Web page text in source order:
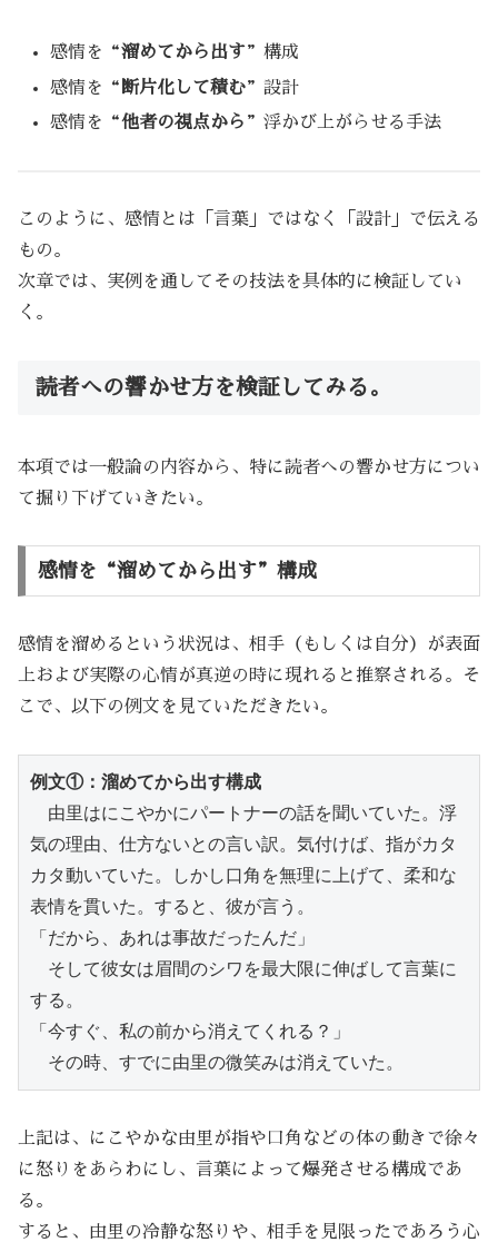
感情を“溜めてから出す”構成
感情を“ 断片化して積む”設計
感情を“他者の視点から ”浮かび上がらせる手法
このように、感情とは「言葉」ではなく「設計」で伝える
もの。
次章では、実例を通してその技法を具体的に検証してい
く。
読者への響かせ方を検証してみる。
本項では一般論の内容から、特に読者への響かせ方につい
て掘り下げていきたい。
感情を“溜めてから出す”構成
感情を溜めるという状況は、相手（もしくは自分）が表面
上および実際の心情が真逆の時に現れると推察される。そ
こで、以下の例文を見ていただきたい。
例文①：溜めてから出す構成
由里はにこやかにパートナーの話を聞いていた。浮
気の理由、仕方ないとの言い訳。気付けば、指がカタ
カタ動いていた。しかし口角を無理に上げて、柔和な
表情を貫いた。すると、彼が言う。
「だから、あれは事故だったんだ」
そして彼女は眉間のシワを最大限に伸ばして言葉に
する。
「今すぐ、私の前から消えてくれる？」
その時、すでに由里の微笑みは消えていた。
上記は、にこやかな由里が指や口角などの体の動きで徐々
に怒りをあらわにし、言葉によって爆発させる構成であ
る。
すると、由里の冷静な怒りや、相手を見限ったであろう心